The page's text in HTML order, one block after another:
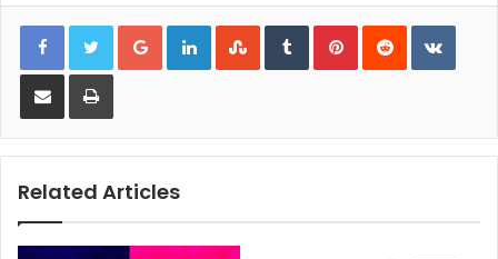
Google+LinkedInStumbleUpon
TumblrPinterestReddit
Share via Email Print
Related Articles